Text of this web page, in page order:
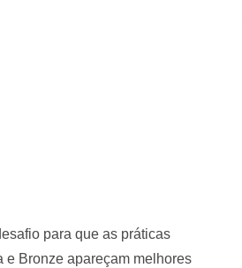
para que as práticas
Bronze apareçam melhores